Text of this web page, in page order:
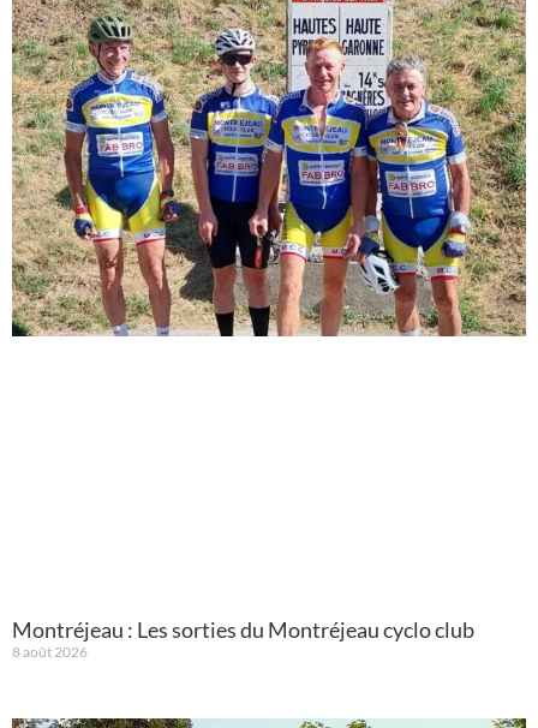
Montréjeau : Les sorties du Montréjeau cyclo club
8 août 2026